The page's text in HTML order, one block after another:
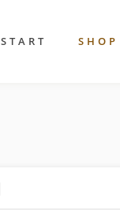
START SHOP